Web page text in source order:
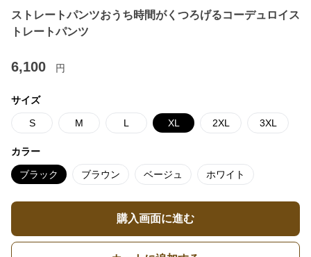
ストレートパンツおうち時間がくつろげるコーデュロイス
トレートパンツ
6,100 円
サイズ
S M L XL 2XL 3XL
カラー
ブラック ブラウン ベージュ ホワイト
購入画面に進む